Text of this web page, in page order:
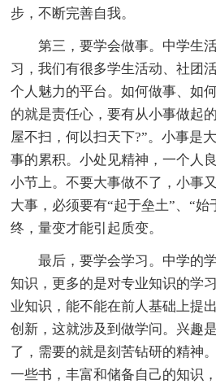
步，不断完善自我。
第三，要学会做事。中学生
习，我们有很多学生活动、社团
个人魅力的平台。如何做事、如
的就是责任心，要有从小事做起
屋不扫，何以扫天下?”。小事是
事的累积。小处见精神，一个人
小节上。不要大事做不了，小事
大事，必须要有“起于垒土”、“始
终，量变才能引起质变。
最后，要学会学习。中学的
知识，更多的是对专业知识的学
业知识，能不能在前人基础上提
创新，这就涉及到做学问。兴趣
了，需要的就是刻苦钻研的精神
一些书，丰富和储备自己的知识